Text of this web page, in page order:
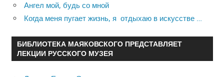
Ангел мой, будь со мной
Когда меня пугает жизнь, я отдыхаю в искусстве …
БИБЛИОТЕКА МАЯКОВСКОГО ПРЕДСТАВЛЯЕТ
ЛЕКЦИИ РУССКОГО МУЗЕЯ